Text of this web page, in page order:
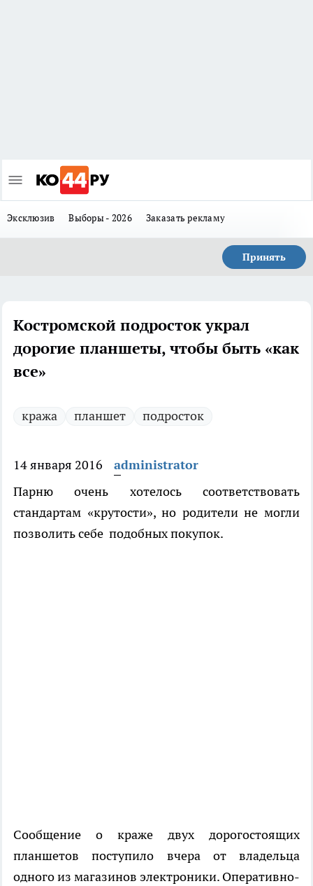
Эксклюзив Выборы - 2026 Заказать рекламу
Принять
Костромской подросток украл
дорогие планшеты, чтобы быть «как
все»
кража планшет подросток
14 января 2016
administrator
Парню очень хотелось соответствовать
стандартам «крутости», но родители не могли
позволить себе подобных покупок.
Сообщение о краже двух дорогостоящих
планшетов поступило вчера от владельца
одного из магазинов электроники. Оперативно-